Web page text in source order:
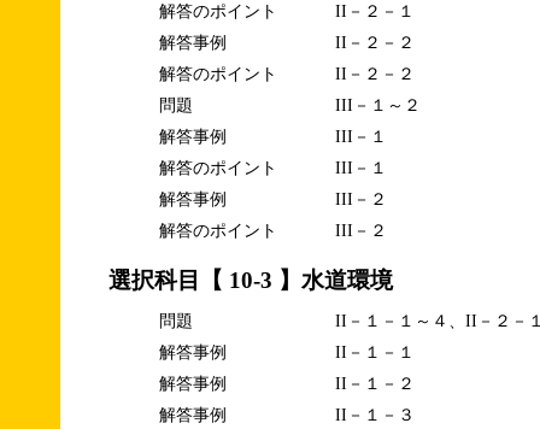
解答のポイント
II－２－１
解答事例
II－２－２
解答のポイント
II－２－２
問題
III－１～２
解答事例
III－１
解答のポイント
III－１
解答事例
III－２
解答のポイント
III－２
選択科目【 10-3 】水道環境
問題
II－１－１～４、II－２－
解答事例
II－１－１
解答事例
II－１－２
解答事例
II－１－３